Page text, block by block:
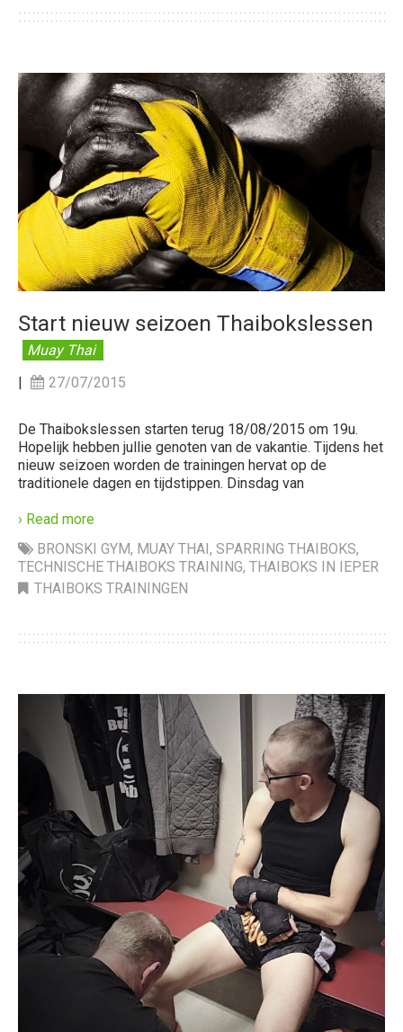
Start nieuw seizoen Thaibokslessen
Muay Thai
|
27/07/2015
De Thaibokslessen starten terug 18/08/2015 om 19u.
Hopelijk hebben jullie genoten van de vakantie. Tijdens het
nieuw seizoen worden de trainingen hervat op de
traditionele dagen en tijdstippen. Dinsdag van
› Read more
BRONSKI GYM, MUAY THAI, SPARRING THAIBOKS,
TECHNISCHE THAIBOKS TRAINING, THAIBOKS IN IEPER
THAIBOKS TRAININGEN